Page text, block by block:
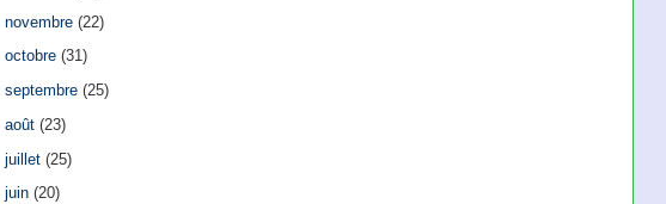
novembre (22)
octobre (31)
septembre (25)
août (23)
juillet (25)
juin (20)